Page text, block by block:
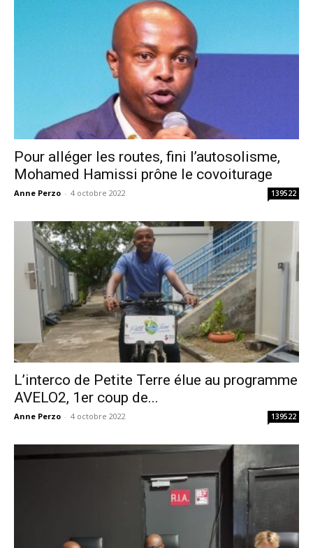
Pour alléger les routes, fini l’autosolisme,
Mohamed Hamissi prône le covoiturage
Anne Perzo - 4 octobre 2022 139522
L’interco de Petite Terre élue au programme
AVELO2, 1er coup de...
Anne Perzo - 4 octobre 2022 139522